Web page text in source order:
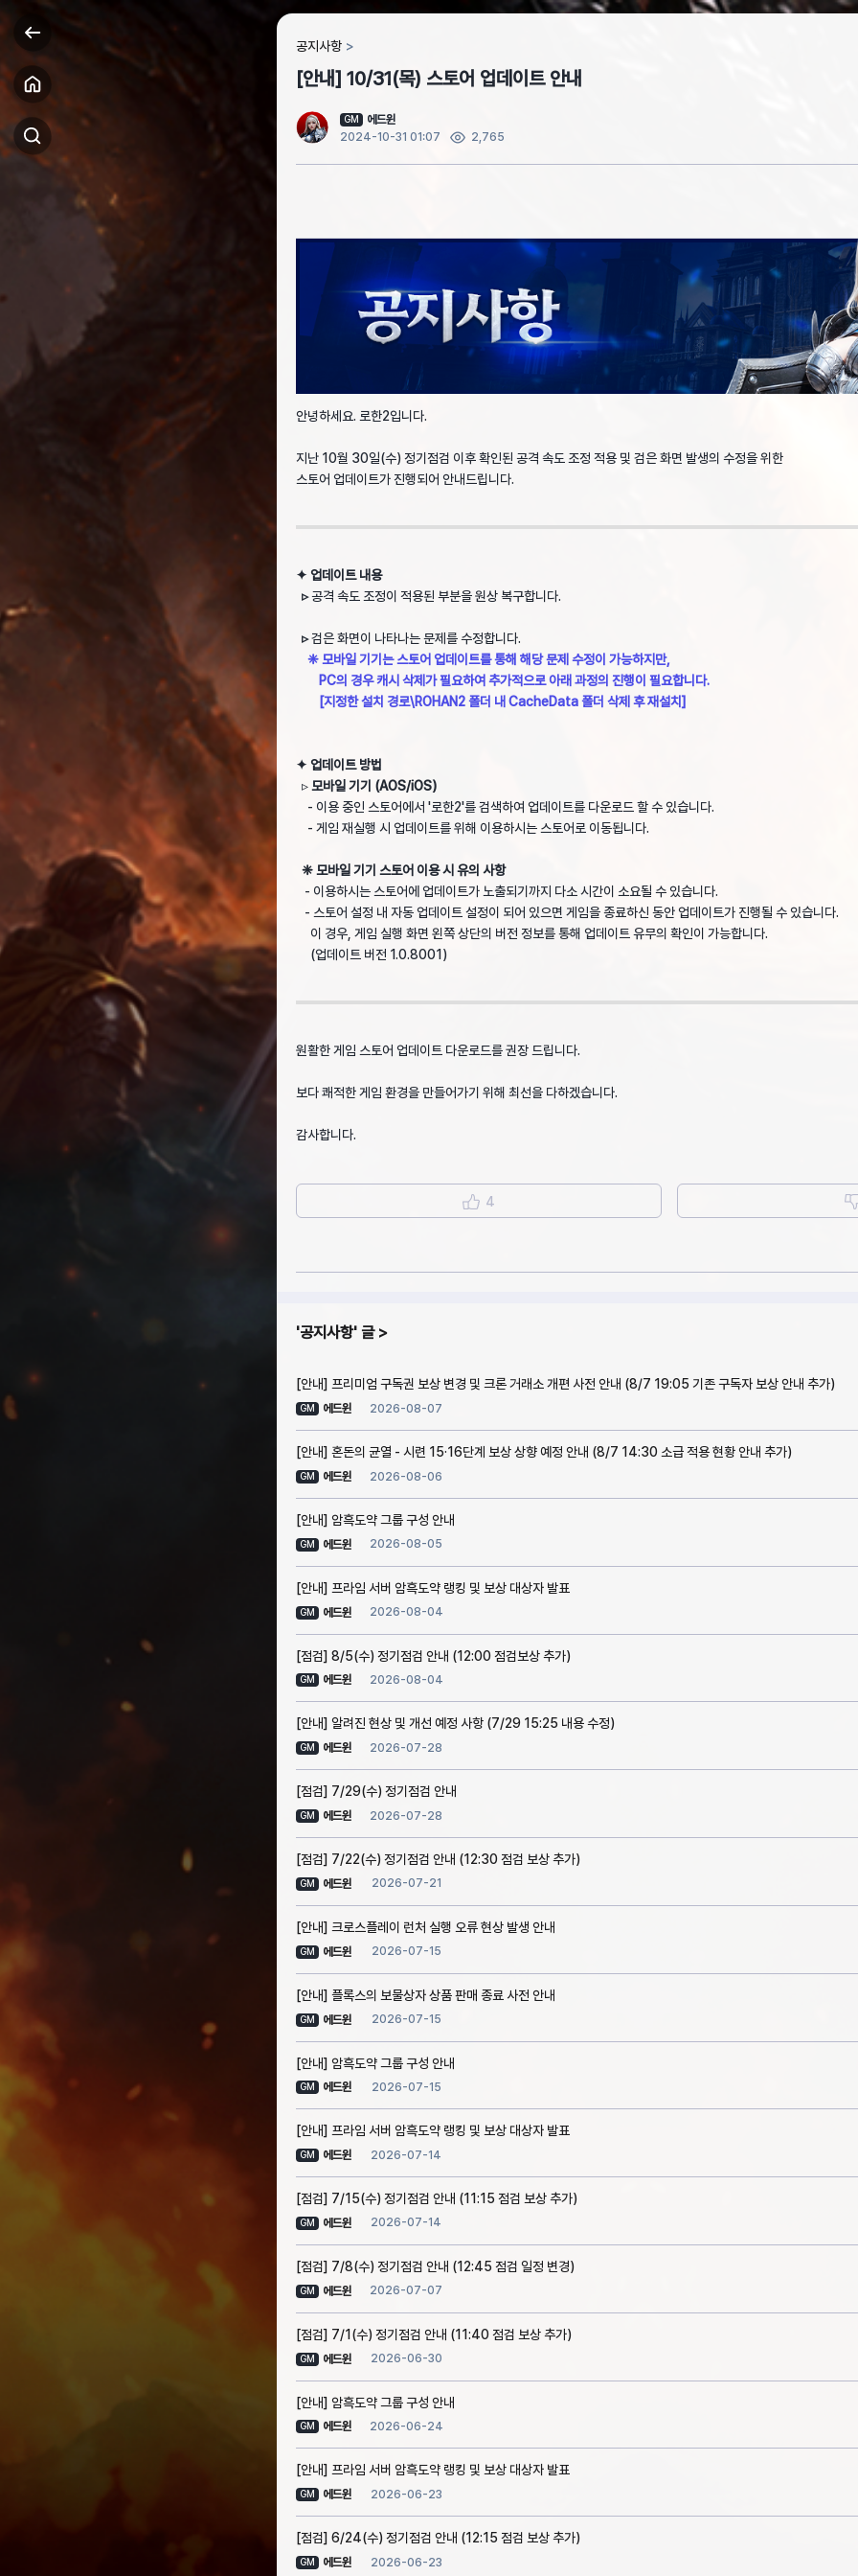
공지사항
[안내] 10/31(목) 스토어 업데이트 안내
GM
에드윈
2024-10-31 01:07
2,765
안녕하세요. 로한2입니다.
지난 10월 30일(수) 정기점검 이후 확인된 공격 속도 조정 적용 및 검은 화면 발생의 수정을 위한
스토어 업데이트가 진행되어 안내드립니다.
✦ 업데이트 내용
▹공격 속도 조정이 적용된 부분을 원상 복구합니다.
▹검은 화면이 나타나는 문제를 수정합니다.
❈ 모바일 기기는 스토어 업데이트를 통해 해당 문제 수정이 가능하지만,
PC의 경우 캐시 삭제가 필요하여 추가적으로 아래 과정의 진행이 필요합니다.
[지정한 설치 경로\ROHAN2 폴더 내 CacheData 폴더 삭제 후 재설치]
✦ 업데이트 방법
▹모바일 기기 (AOS/iOS)
- 이용 중인 스토어에서 '로한2'를 검색하여 업데이트를 다운로드 할 수 있습니다.
- 게임 재실행 시 업데이트를 위해 이용하시는 스토어로 이동됩니다.
❈ 모바일 기기 스토어 이용 시 유의 사항
- 이용하시는 스토어에 업데이트가 노출되기까지 다소 시간이 소요될 수 있습니다.
- 스토어 설정 내 자동 업데이트 설정이 되어 있으면 게임을 종료하신 동안 업데이트가 진행될 수 있습니다.
이 경우, 게임 실행 화면 왼쪽 상단의 버전 정보를 통해 업데이트 유무의 확인이 가능합니다.
(업데이트 버전 1.0.8001)
원활한 게임 스토어 업데이트 다운로드를 권장 드립니다.
보다 쾌적한 게임 환경을 만들어가기 위해 최선을 다하겠습니다.
감사합니다.
4
공지사항 글
[안내] 프리미엄 구독권 보상 변경 및 크론 거래소 개편 사전 안내 (8/7 19:05 기존 구독자 보상 안내 추가)
GM 에드윈 2026-08-07
[안내] 혼돈의 균열 - 시련 15·16단계 보상 상향 예정 안내 (8/7 14:30 소급 적용 현황 안내 추가)
GM 에드윈 2026-08-06
[안내] 암흑도약 그룹 구성 안내
GM 에드윈 2026-08-05
[안내] 프라임 서버 암흑도약 랭킹 및 보상 대상자 발표
GM 에드윈 2026-08-04
[점검] 8/5(수) 정기점검 안내 (12:00 점검보상 추가)
GM 에드윈 2026-08-04
[안내] 알려진 현상 및 개선 예정 사항 (7/29 15:25 내용 수정)
GM 에드윈 2026-07-28
[점검] 7/29(수) 정기점검 안내
GM 에드윈 2026-07-28
[점검] 7/22(수) 정기점검 안내 (12:30 점검 보상 추가)
GM 에드윈 2026-07-21
[안내] 크로스플레이 런처 실행 오류 현상 발생 안내
GM 에드윈 2026-07-15
[안내] 플록스의 보물상자 상품 판매 종료 사전 안내
GM 에드윈 2026-07-15
[안내] 암흑도약 그룹 구성 안내
GM 에드윈 2026-07-15
[안내] 프라임 서버 암흑도약 랭킹 및 보상 대상자 발표
GM 에드윈 2026-07-14
[점검] 7/15(수) 정기점검 안내 (11:15 점검 보상 추가)
GM 에드윈 2026-07-14
[점검] 7/8(수) 정기점검 안내 (12:45 점검 일정 변경)
GM 에드윈 2026-07-07
[점검] 7/1(수) 정기점검 안내 (11:40 점검 보상 추가)
GM 에드윈 2026-06-30
[안내] 암흑도약 그룹 구성 안내
GM 에드윈 2026-06-24
[안내] 프라임 서버 암흑도약 랭킹 및 보상 대상자 발표
GM 에드윈 2026-06-23
[점검] 6/24(수) 정기점검 안내 (12:15 점검 보상 추가)
GM 에드윈 2026-06-23